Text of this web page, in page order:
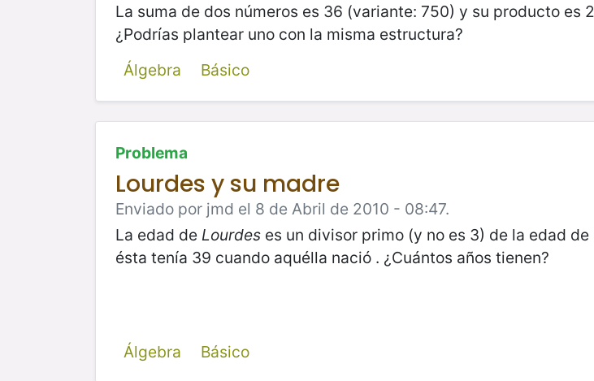
La suma de dos números es 36 (variante: 750) y su producto es
¿Podrías plantear uno con la misma estructura?
Álgebra
Básico
Problema
Lourdes y su madre
Enviado por jmd el 8 de Abril de 2010 - 08:47.
La edad de Lourdes es un divisor primo (y no es 3) de la edad de
ésta tenía 39 cuando aquélla nació . ¿Cuántos años tienen?
Álgebra Básico